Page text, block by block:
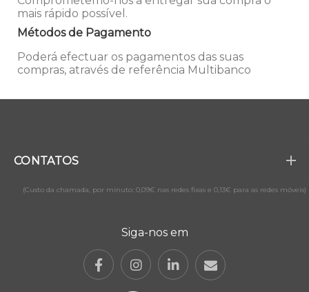
mais rápido possível.
Métodos de Pagamento
Poderá efectuar os pagamentos das suas
compras, através de referência Multibanco
CONTATOS
(Custo da chamada, por minuto: 0,09€ nas redes fixas e 0,13€ para as redes móveis)
Siga-nos em